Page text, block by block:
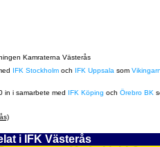
Kamraterna Västerås
IFK Stockholm och IFK Uppsala som
in i samarbete med IFK Köping och Örebro BK
i IFK Västerås